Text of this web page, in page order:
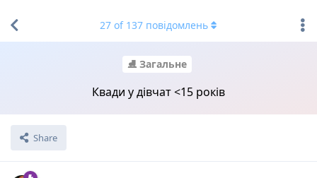
⛸ Загальне
Квади у дівчат <15 років
Share
27 of 137 повідомлень